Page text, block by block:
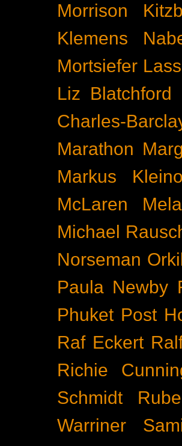
Morrison
Klemens
Mortsiefer
Liz Blatchford
Charles-
Marathon
Markus
McLaren
Michael
Norseman
Paula Newby
Phuket Post
Raf Eckert
Richie
Schmidt
Warriner